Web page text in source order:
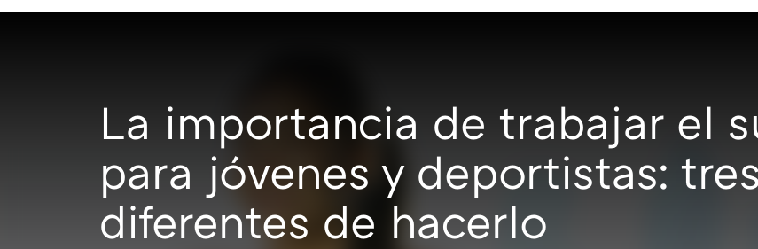
La importancia de trabajar el
para jóvenes y deportistas:
diferentes de hacerlo